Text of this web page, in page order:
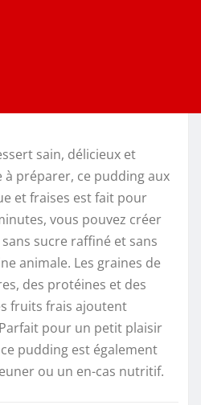
sain, délicieux et
préparer, ce pudding aux
et fraises est fait pour
vous pouvez créer
sucre raffiné et sans
animale. Les graines de
des protéines et des
fruits frais ajoutent
pour un petit plaisir
pudding est également
ou un en-cas nutritif.